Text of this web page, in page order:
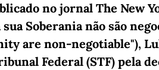
no jornal The New
Soberania não são
are non-negotiable"),
Federal (STF) pela